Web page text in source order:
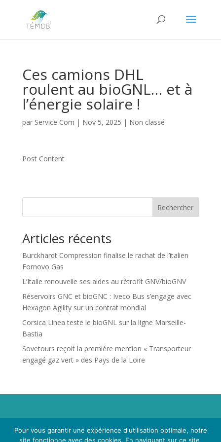
Ces camions DHL
roulent au bioGNL… et à
l’énergie solaire !
par Service Com | Nov 5, 2025 | Non classé
Post Content
Rechercher
Articles récents
Burckhardt Compression finalise le rachat de l’italien
Fornovo Gas
L’Italie renouvelle ses aides au rétrofit GNV/bioGNV
Réservoirs GNC et bioGNC : Iveco Bus s’engage avec
Hexagon Agility sur un contrat mondial
Corsica Linea teste le bioGNL sur la ligne Marseille-
Bastia
Sovetours reçoit la première mention « Transporteur
engagé gaz vert » des Pays de la Loire
Propriété de Territoire d'Energie Lot-et-Garonne. Voir
Mentions LégalesetPolitique de Confidentialité.
Pour vous garantir une expérience d'utilisation optimale, notre
site fonctionne avec des cookies. En naviguant sur ce site,